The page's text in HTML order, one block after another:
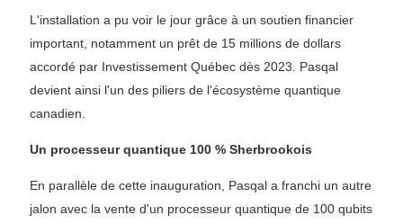
L'installation a pu voir le jour grâce à un soutien financier
important, notamment un prêt de 15 millions de dollars
accordé par Investissement Québec dès 2023. Pasqal
devient ainsi l'un des piliers de l'écosystème quantique
canadien.
Un processeur quantique 100 % Sherbrookois
En parallèle de cette inauguration, Pasqal a franchi un autre
jalon avec la vente d'un processeur quantique de 100 qubits